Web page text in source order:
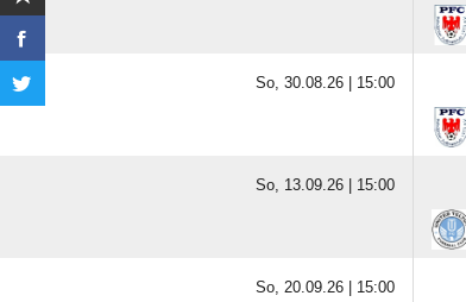
So, 30.08.26 | 15:00
So, 13.09.26 | 15:00
So, 20.09.26 | 15:00